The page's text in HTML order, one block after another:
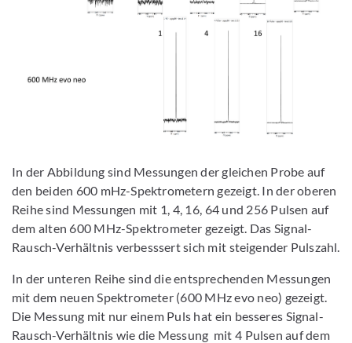
In der Abbildung sind Messungen der gleichen Probe auf
den beiden 600 mHz-Spektrometern gezeigt. In der oberen
Reihe sind Messungen mit 1, 4, 16, 64 und 256 Pulsen auf
dem alten 600 MHz-Spektrometer gezeigt. Das Signal-
Rausch-Verhältnis verbesssert sich mit steigender Pulszahl.
In der unteren Reihe sind die entsprechenden Messungen
mit dem neuen Spektrometer (600 MHz evo neo) gezeigt.
Die Messung mit nur einem Puls hat ein besseres Signal-
Rausch-Verhältnis wie die Messung mit 4 Pulsen auf dem